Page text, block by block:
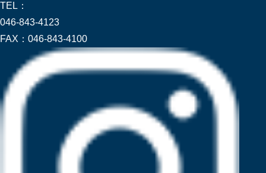
TEL：
046-843-4123
FAX： 046-843-4100